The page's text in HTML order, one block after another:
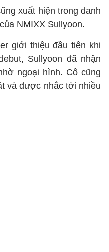
xuất hiện trong danh
NMIXX Sullyoon.
giới thiệu đầu tiên khi
Sullyoon đã nhận
ngoại hình. Cô cũng
và được nhắc tới nhiều